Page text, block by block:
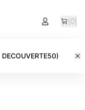
(0)
DECOUVERTE50)